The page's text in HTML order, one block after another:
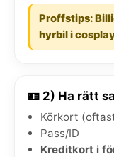
Proffstips:
hyrbil i
🪪 2) Ha rätt
Körkort
Pass/ID
Kreditkort i